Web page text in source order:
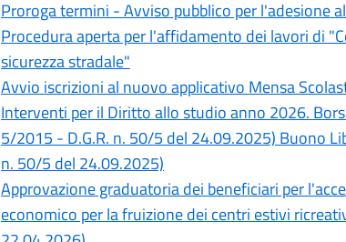
Proroga termini - Avviso pubblico per l'adesione
Procedura aperta per l'affidamento dei lavori di
sicurezza stradale"
Avvio iscrizioni al nuovo applicativo Mensa
Interventi per il Diritto allo studio anno 2026.
5/2015 - D.G.R. n. 50/5 del 24.09.2025) Buono
n. 50/5 del 24.09.2025)
Approvazione graduatoria dei beneficiari per
economico per la fruizione dei centri estivi